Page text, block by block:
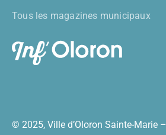
Tous les magazines municipaux
© 2025, Ville d’Oloron Sainte-Marie –